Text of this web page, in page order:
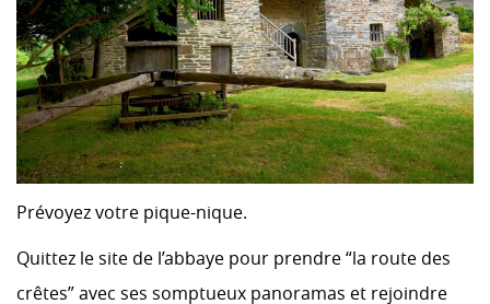
Prévoyez votre pique-nique.
Quittez le site de l’abbaye pour prendre “la route des
crêtes” avec ses somptueux panoramas et rejoindre